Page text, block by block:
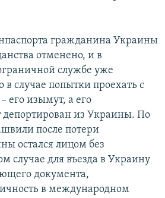
гражданина Украины
отменено, и в
службе уже
в случае попытки проехать с
его изымут, а его
депортирован из Украины. По
после потери
остался лицом без
случае для въезда в Украину
документа,
в международном